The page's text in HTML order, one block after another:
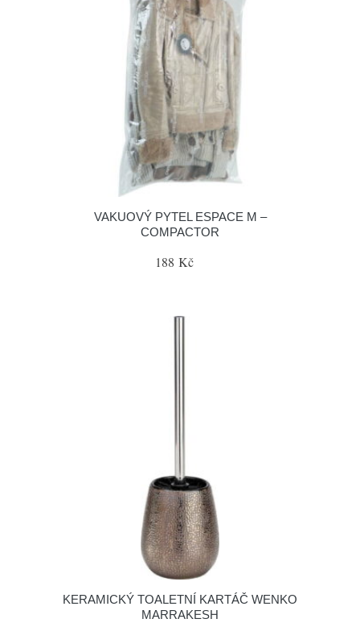
VAKUOVÝ PYTEL ESPACE M –
COMPACTOR
188 Kč
KERAMICKÝ TOALETNÍ KARTÁČ WENKO
MARRAKESH